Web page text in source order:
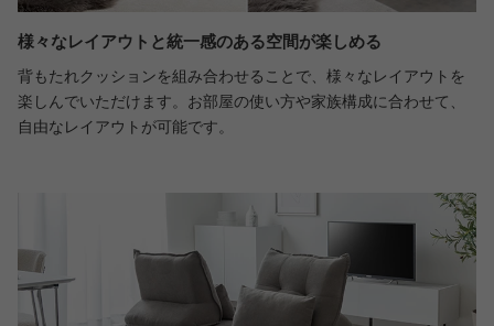
様々なレイアウトと統一感のある空間が楽しめる
背もたれクッションを組み合わせることで、様々なレイアウトを
楽しんでいただけます。お部屋の使い方や家族構成に合わせて、
自由なレイアウトが可能です。